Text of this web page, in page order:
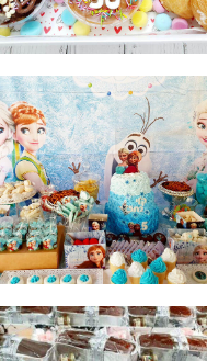
בר מתוקים אלזה ואנה
פרטים נוספים